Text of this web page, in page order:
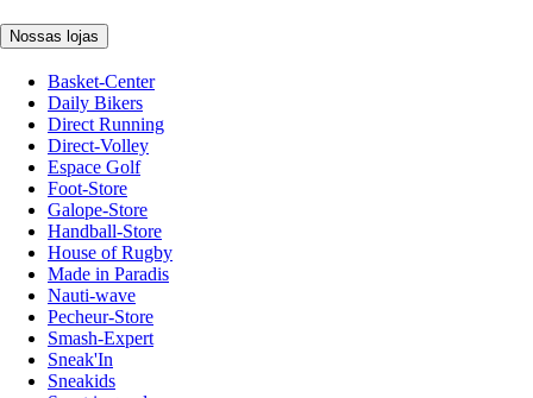
Nossas lojas
Basket-Center
Daily Bikers
Direct Running
Direct-Volley
Espace Golf
Foot-Store
Galope-Store
Handball-Store
House of Rugby
Made in Paradis
Nauti-wave
Pecheur-Store
Smash-Expert
Sneak'In
Sneakids